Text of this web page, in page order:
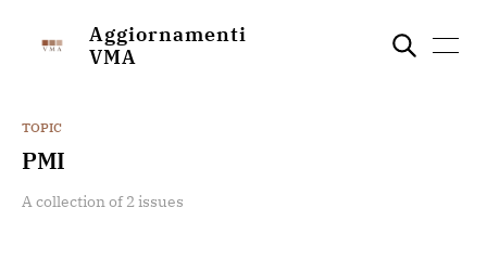
Aggiornamenti
VMA
TOPIC
PMI
A collection of 2 issues